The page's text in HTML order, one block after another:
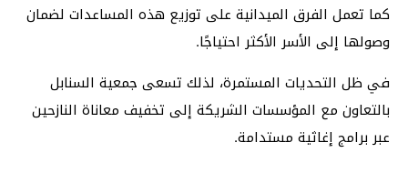
كما تعمل الفرق الميدانية على توزيع هذه المساعدات لضمان
وصولها إلى الأسر الأكثر احتياجًا.
في ظل التحديات المستمرة، لذلك تسعى جمعية السنابل
بالتعاون مع المؤسسات الشريكة إلى تخفيف معاناة النازحين
عبر برامج إغاثية مستدامة.